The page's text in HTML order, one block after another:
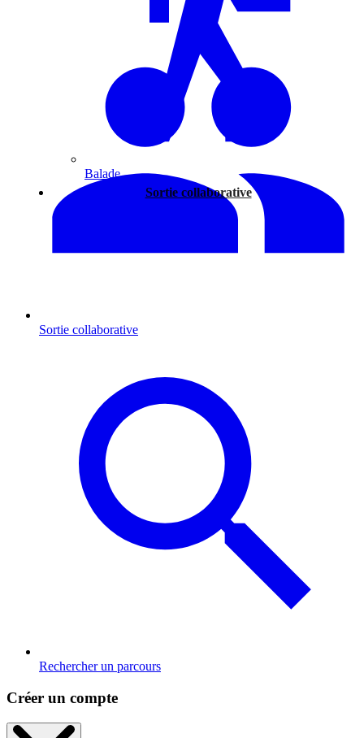
Balade
Sortie collaborative
Sortie collaborative
Rechercher un parcours
Créer un compte